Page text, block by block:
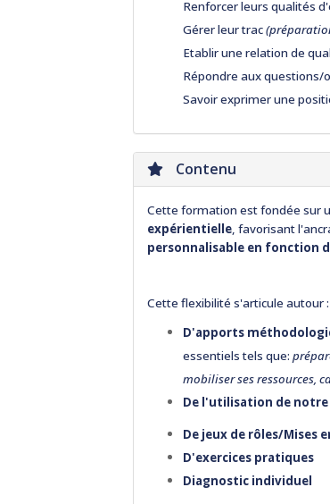
Renforcer leurs qualités
Gérer leur trac
Etablir une relation de
Répondre aux
Savoir exprimer une
Contenu
Cette formation est fondée sur
expérientielle, favorisant
personnalisable en fonction
Cette flexibilité s'articule autour :
D'apports
essentiels tels que:
mobiliser ses ressources,
De l'utilisation de notre
De jeux de rôles/Mises
D'exercices pratiques
Diagnostic individuel